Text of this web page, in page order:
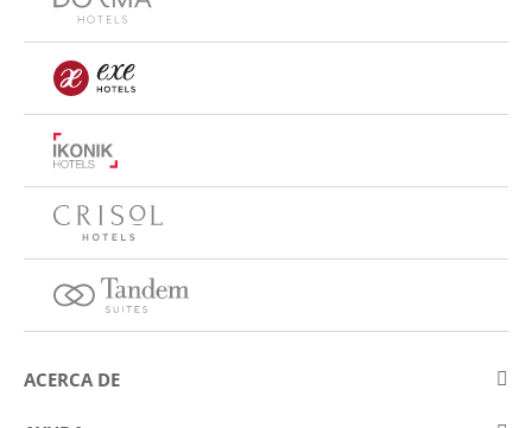
ACERCA DE
Sobre Eurostars Hotel Company